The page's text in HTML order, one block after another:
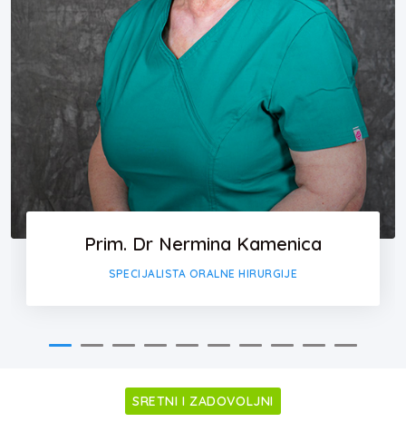
Dr Amil Kamenica
SPECIJALISTA ORALNE HIRURGIJE
SRETNI I ZADOVOLJNI